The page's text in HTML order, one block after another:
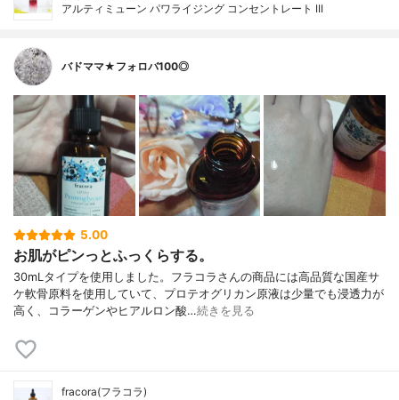
アルティミューン パワライジング コンセントレート III
バドママ★フォロバ100◎
5.00
お肌がピンっとふっくらする。
30mLタイプを使用しました。フラコラさんの商品には高品質な国産サ
ケ軟骨原料を使用していて、プロテオグリカン原液は少量でも浸透力が
高く、コラーゲンやヒアルロン酸…続きを見る
fracora(フラコラ)